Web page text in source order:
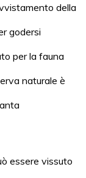
della
godersi
per la fauna
naturale è
essere vissuto